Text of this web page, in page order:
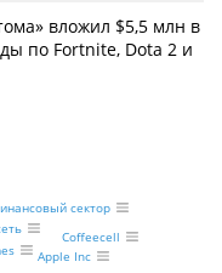
вложил $5,5 млн в
по Fortnite, Dota 2 и
Apple Inc
Coffeecell
сектор